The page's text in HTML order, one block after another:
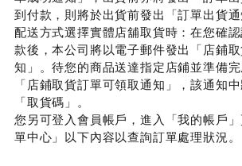
到付款，則將於出貨前發出「訂單出貨通
配送方式選擇實體店舖取貨時：在您確
款後，本公司將以電子郵件發出「店鋪
知」。待您的商品送達指定店鋪並準備
「店鋪取貨訂單可領取通知」，該通知
「取貨碼」。
您另可登入會員帳戶，進入「我的帳戶
單中心」以下內容以查詢訂單處理狀況。